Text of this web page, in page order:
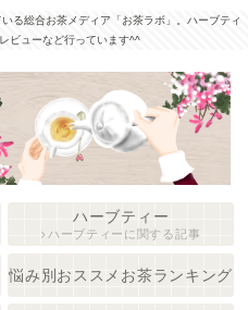
る総合お茶メディア「お茶ラボ」。ハーブティ
ビューなど行っています^^
ハーブティー
ハーブティーに関する記事
悩み別おススメお茶ランキング